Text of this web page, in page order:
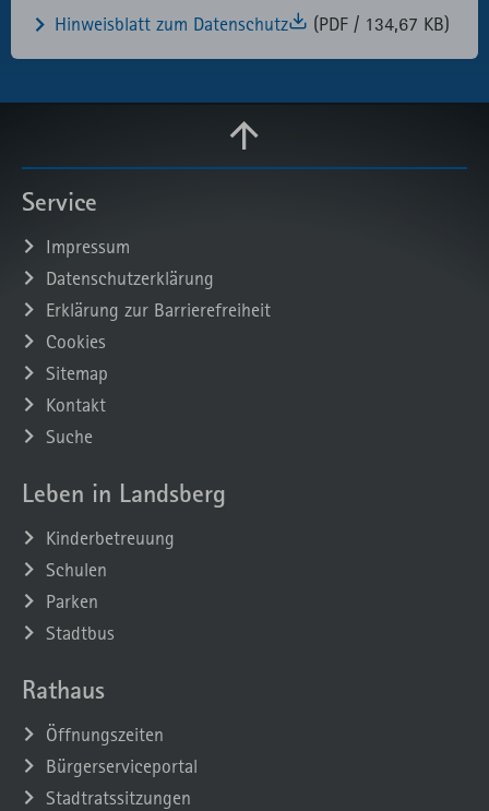
Hinweisblatt zum Datenschutz (PDF / 134,67 KB)
Service
Impressum
Datenschutzerklärung
Erklärung zur Barrierefreiheit
Cookies
Sitemap
Kontakt
Suche
Leben in Landsberg
Kinderbetreuung
Schulen
Parken
Stadtbus
Rathaus
Öffnungszeiten
Bürgerserviceportal
Stadtratssitzungen